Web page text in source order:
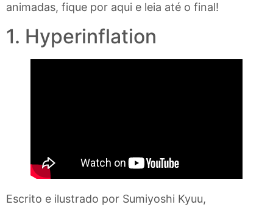
animadas, fique por aqui e leia até o final!
1. Hyperinflation
Escrito e ilustrado por Sumiyoshi Kyuu,